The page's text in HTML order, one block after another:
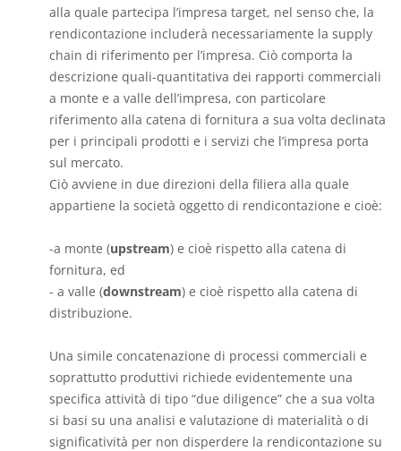
alla quale partecipa l’impresa target, nel senso che, la
rendicontazione includerà necessariamente la supply
chain di riferimento per l’impresa. Ciò comporta la
descrizione quali-quantitativa dei rapporti commerciali
a monte e a valle dell’impresa, con particolare
riferimento alla catena di fornitura a sua volta declinata
per i principali prodotti e i servizi che l’impresa porta
sul mercato.
Ciò avviene in due direzioni della filiera alla quale
appartiene la società oggetto di rendicontazione e cioè:
-a monte (upstream) e cioè rispetto alla catena di
fornitura, ed
- a valle (downstream) e cioè rispetto alla catena di
distribuzione.
Una simile concatenazione di processi commerciali e
soprattutto produttivi richiede evidentemente una
specifica attività di tipo “due diligence” che a sua volta
si basi su una analisi e valutazione di materialità o di
significatività per non disperdere la rendicontazione su